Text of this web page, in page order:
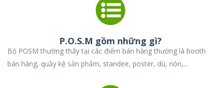
P.O.S.M gồm những gì?
Bộ POSM thường thấy tại các điểm bán hàng thường là booth
bán hàng, quầy kệ sản phẩm, standee, poster, dù, nón,...